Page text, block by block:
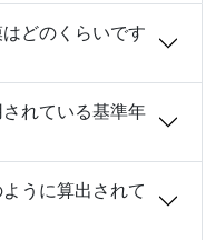
どのくらいです
れている基準年
うに算出されて